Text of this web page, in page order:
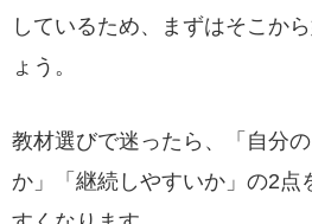
しているため、まずはそこか
ょう。
教材選びで迷ったら、「自分
か」「継続しやすいか」の2点